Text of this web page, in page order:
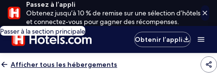
Passez à l’appli
Obtenez jusqu’à 10 % de remise sur une sélection d’hôtels
et connectez-vous pour gagner des récompenses.
Passer à la section principale
Obtenir l’appli
Afficher tous les hébergements